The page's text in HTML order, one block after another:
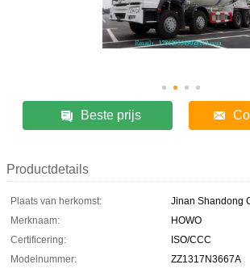
Beste prijs
Productdetails
Plaats van herkomst:
Jinan Shandong
Merknaam:
HOWO
Certificering:
ISO/CCC
Modelnummer:
ZZ1317N3667A